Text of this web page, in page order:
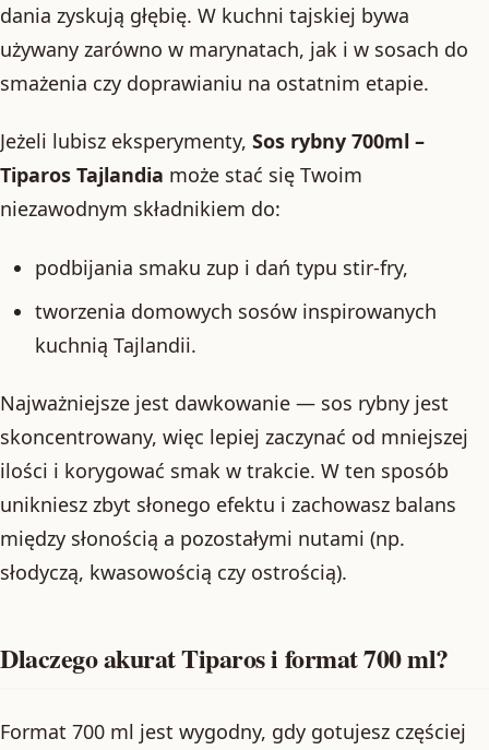
dania zyskują głębię. W kuchni tajskiej bywa
używany zarówno w marynatach, jak i w sosach do
smażenia czy doprawianiu na ostatnim etapie.
Jeżeli lubisz eksperymenty, Sos rybny 700ml –
Tiparos Tajlandia może stać się Twoim
niezawodnym składnikiem do:
podbijania smaku zup i dań typu stir-fry,
tworzenia domowych sosów inspirowanych
kuchnią Tajlandii.
Najważniejsze jest dawkowanie — sos rybny jest
skoncentrowany, więc lepiej zaczynać od mniejszej
ilości i korygować smak w trakcie. W ten sposób
unikniesz zbyt słonego efektu i zachowasz balans
między słonością a pozostałymi nutami (np.
słodyczą, kwasowością czy ostrością).
Dlaczego akurat Tiparos i format 700 ml?
Format 700 ml jest wygodny, gdy gotujesz częściej